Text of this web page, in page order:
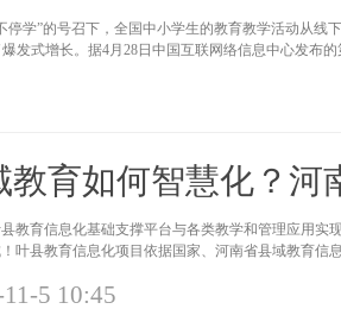
停学”的号召下，全国中小学生的教育教学活动从线
发式增长。据4月28日中国互联网络信息中心发布
教育如何智慧化？河
教育信息化基础支撑平台与各类教学和管理应用实
叶县教育信息化项目依据国家、河南省县域教育信
5 10:45